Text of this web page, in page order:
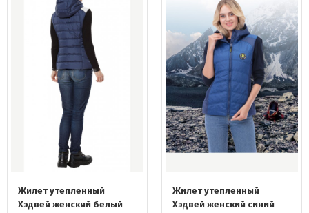
Жилет утепленный
Хэдвей женский белый
Жилет утепленный
Хэдвей женский синий